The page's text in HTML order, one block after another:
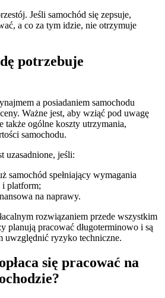
Jeśli samochód się zepsuje,
a co za tym idzie, nie otrzymuje
potrzebuje
a posiadaniem samochodu
Ważne jest, aby wziąć pod uwagę
także ogólne koszty utrzymania,
samochodu.
uzasadnione, jeśli:
samochód spełniający wymagania
i platform;
na naprawy.
rozwiązaniem przede wszystkim
planują pracować długoterminowo i są
uwzględnić ryzyko techniczne.
się pracować na